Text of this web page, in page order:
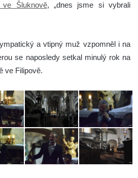
ve Šluknově, „dnes jsme si vybrali
a vtipný muž vzpomněl i na
se naposledy setkal minulý rok na
ve Filipově.